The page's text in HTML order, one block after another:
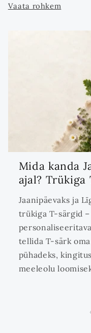
Vaata rohkem
Mida kanda
ajal? Trükiga
Jaanipäevaks ja
trükiga T-särgid
tellida T-särk
pühadeks,
meeleolu